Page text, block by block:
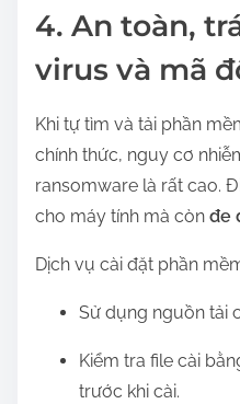
4. An toàn,
virus và mã
Khi tự tìm và tải phần
chính thức, nguy cơ
ransomware là rất cao.
cho máy tính mà còn đe
Dịch vụ cài đặt phần
Sử dụng nguồn tải
Kiểm tra file cài
trước khi cài.